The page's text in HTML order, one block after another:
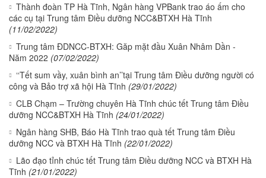
Thành đoàn TP Hà Tĩnh, Ngân hàng VPBank trao áo ấm cho
các cụ tại Trung tâm Điều dưỡng NCC&BTXH Hà Tĩnh
(11/02/2022)
Trung tâm ĐDNCC-BTXH: Găp mặt đầu Xuân Nhâm Dần -
Năm 2022 (07/02/2022)
‘‘Tết sum vầy, xuân bình an’’tại Trung tâm Điều dưỡng người có
công và Bảo trợ xã hội Hà Tĩnh (29/01/2022)
CLB Chạm – Trường chuyên Hà Tĩnh chúc tết Trung tâm Điều
dưỡng NCC&BTXH Hà Tĩnh (24/01/2022)
Ngân hàng SHB, Báo Hà Tĩnh trao quà tết Trung tâm Điều
dưỡng NCC và BTXH Hà Tĩnh (22/01/2022)
Lão đạo tỉnh chúc tết Trung tâm Điều dưỡng NCC và BTXH Hà
Tĩnh (21/01/2022)